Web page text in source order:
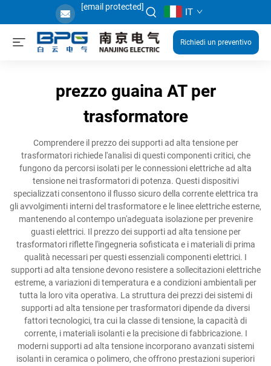
[email protected] IT
Richiedi un preventivo
prezzo guaina AT per
trasformatore
Comprendere il prezzo dei supporti ad alta tensione per
trasformatori richiede l'analisi di questi componenti critici, che
fungono da percorsi isolati per le connessioni elettriche ad alta
tensione nei trasformatori di potenza. Questi dispositivi
specializzati consentono il flusso sicuro della corrente elettrica tra
gli avvolgimenti interni del trasformatore e le linee elettriche esterne,
mantenendo al contempo un'adeguata isolazione per prevenire
guasti elettrici. Il prezzo dei supporti ad alta tensione per
trasformatori riflette l'ingegneria sofisticata e i materiali di prima
qualità necessari per questi essenziali componenti elettrici. I
supporti ad alta tensione devono resistere a sollecitazioni elettriche
estreme, a variazioni di temperatura e a condizioni ambientali per
tutta la loro vita operativa. La struttura dei prezzi dei sistemi di
supporti ad alta tensione per trasformatori dipende da diversi
fattori tecnologici, tra cui la classe di tensione, la capacità di
corrente, i materiali isolanti e la precisione di fabbricazione. I
moderni supporti ad alta tensione incorporano avanzati sistemi
isolanti in ceramica o polimero, che offrono prestazioni superiori